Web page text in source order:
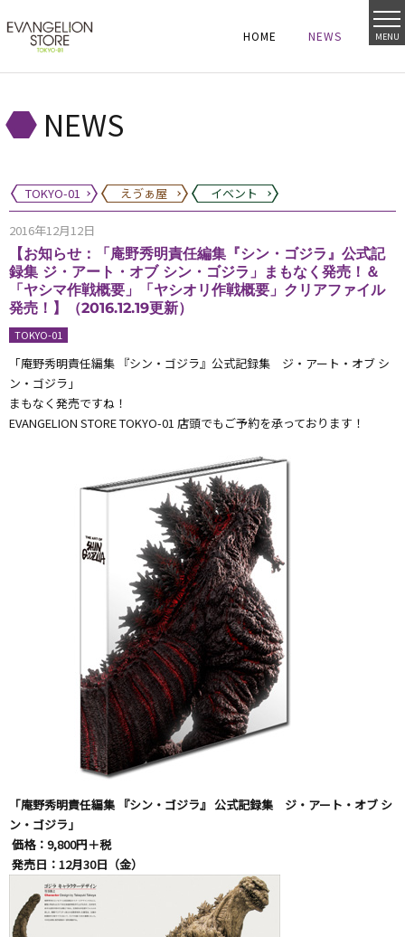
MENU
HOME
HOME NEWS
NEWS
NEWS
TOKYO-01 えゔぁ屋 イベント
2016年12月12日
【お知らせ：「庵野秀明責任編集『シン・ゴジラ』公式記
録集 ジ・アート・オブ シン・ゴジラ」まもなく発売！＆
「ヤシマ作戦概要」「ヤシオリ作戦概要」クリアファイル
発売！】（2016.12.19更新）
TOKYO-01
「庵野秀明責任編集 『シン・ゴジラ』公式記録集 ジ・アート・オブ シ
ン・ゴジラ」
まもなく発売ですね！
EVANGELION STORE TOKYO-01 店頭でもご予約を承っております！
「庵野秀明責任編集 『シン・ゴジラ』 公式記録集 ジ・アート・オブ シ
ン・ゴジラ」
価格：9,800円＋税
発売日：12月30日（金）